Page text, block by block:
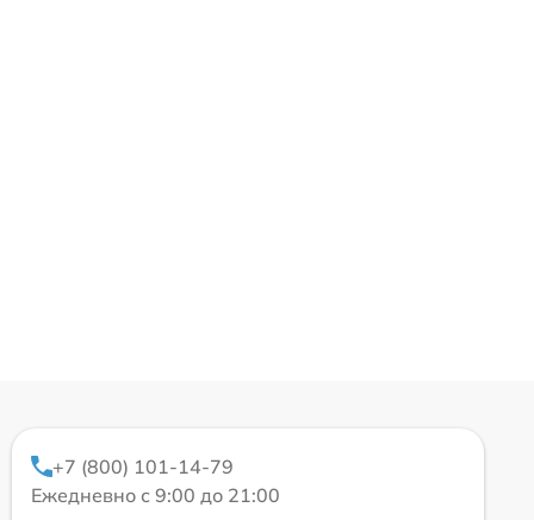
+7 (800) 101-14-79
Ежедневно с 9:00 до 21:00